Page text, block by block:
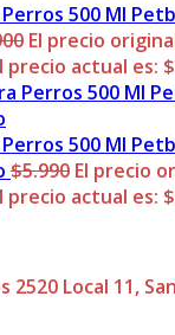
500 Ml
El precio
precio actual es:
500 Ml
$5.990 El precio
precio actual es:
2520 Local 11,